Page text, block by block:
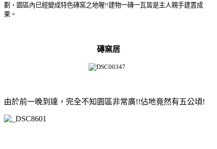
劃，園區內已經變成特色磚窯之地喔!!建物一磚一瓦皆是主人親手建置成
果。
磚窯居
由於前一晚到達，完全不知園區非常廣!!佔地竟然有五公頃!